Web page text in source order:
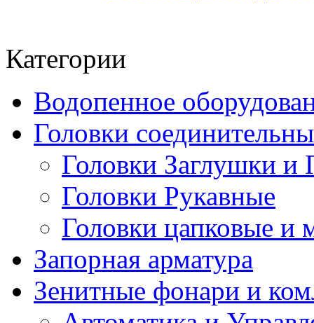
Категории
Водопенное
Головки
Головки Заглушки и
Головки Рукавные
Головки цапковые и
Запорная арматура
Зенитные фонари и